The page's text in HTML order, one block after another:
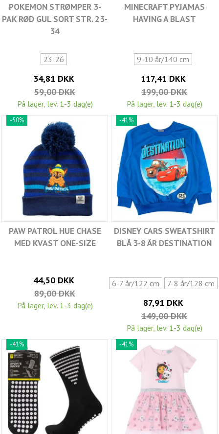
POKEMON STRØMPER 3-
PAK RØD GUL SORT STR. 23-
34
23-26
34,81 DKK
59,00 DKK
På lager, lev. 1-3 dag(e)
MINECRAFT PYJAMAS
HAVING A BLAST
9-10 år/140 cm
117,41 DKK
199,00 DKK
På lager, lev. 1-3 dag(e)
-50%
PAW PATROL HUE CHASE
MED KVAST ONE-SIZE
44,50 DKK
89,00 DKK
På lager, lev. 1-3 dag(e)
-41%
DISNEY CARS SWEATSHIRT
BLÅ 3-8 ÅR DESTINATION
6-7 år/122 cm 7-8 år/128 cm
87,91 DKK
149,00 DKK
På lager, lev. 1-3 dag(e)
-41% -41%